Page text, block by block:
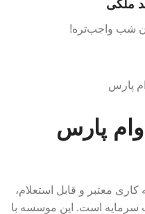
ملکی
شب واجب‌تره!
پارس
۱۴ سال تجربه کاری معتبر و قابل استعلام،
سرمایه است. این موسسه با